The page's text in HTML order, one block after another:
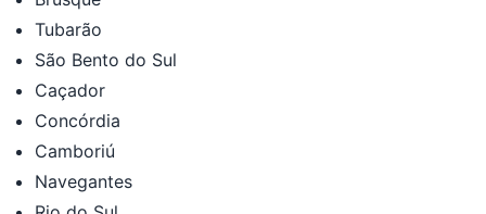
Tubarão
São Bento do Sul
Caçador
Concórdia
Camboriú
Navegantes